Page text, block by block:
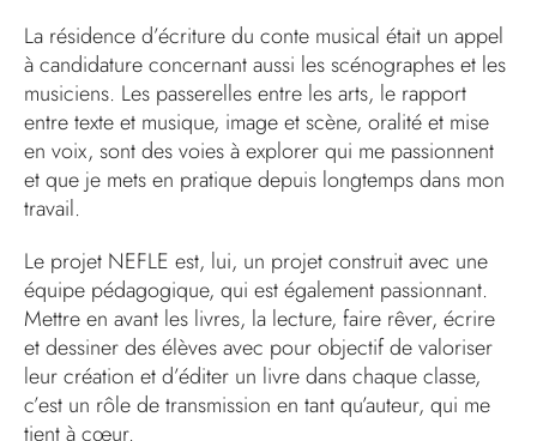
La résidence d’écriture du conte musical était un appel
à candidature concernant aussi les scénographes et les
musiciens. Les passerelles entre les arts, le rapport
entre texte et musique, image et scène, oralité et mise
en voix, sont des voies à explorer qui me passionnent
et que je mets en pratique depuis longtemps dans mon
travail.
Le projet NEFLE est, lui, un projet construit avec une
équipe pédagogique, qui est également passionnant.
Mettre en avant les livres, la lecture, faire rêver, écrire
et dessiner des élèves avec pour objectif de valoriser
leur création et d’éditer un livre dans chaque classe,
c’est un rôle de transmission en tant qu’auteur, qui me
tient à cœur.